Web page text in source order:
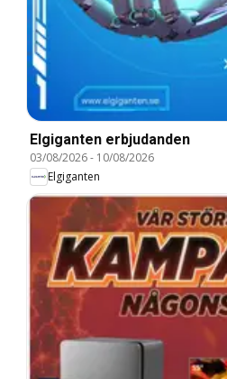
Elgiganten erbjudanden
03/08/2026- 10/08/2026
Elgiganten